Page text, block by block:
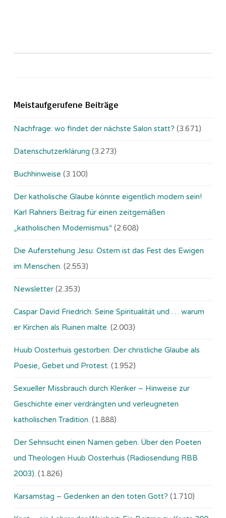
Meistaufgerufene Beiträge
Nachfrage: wo findet der nächste Salon statt? (3.671)
Datenschutzerklärung (3.273)
Buchhinweise (3.100)
Der katholische Glaube könnte eigentlich modern sein!
Karl Rahners Beitrag für einen zeitgemäßen
„katholischen Modernismus“ (2.608)
Die Auferstehung Jesu: Ostern ist das Fest des Ewigen
im Menschen. (2.553)
Newsletter (2.353)
Caspar David Friedrich: Seine Spiritualität und … warum
er Kirchen als Ruinen malte. (2.003)
Huub Oosterhuis gestorben: Der christliche Glaube als
Poesie, Gebet und Protest. (1.952)
Sexueller Missbrauch durch Kleriker – Hinweise zur
Geschichte einer verdrängten und verleugneten
katholischen Tradition. (1.888)
Der Sehnsucht einen Namen geben. Über den Poeten
und Theologen Huub Oosterhuis (Ra­dio­sen­dung RBB
2003). (1.826)
Karsamstag – Gedenken an den toten Gott? (1.710)